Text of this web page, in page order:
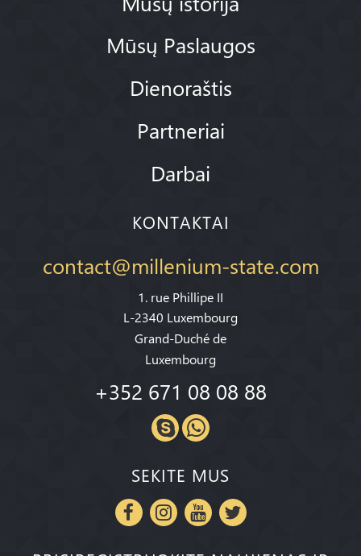
Mūsų Paslaugos
Dienoraštis
Partneriai
Darbai
KONTAKTAI
contact@millenium-state.com
1. rue Phillipe II
L-2340 Luxembourg
Grand-Duché de
Luxembourg
+352 671 08 08 88
SEKITE MUS